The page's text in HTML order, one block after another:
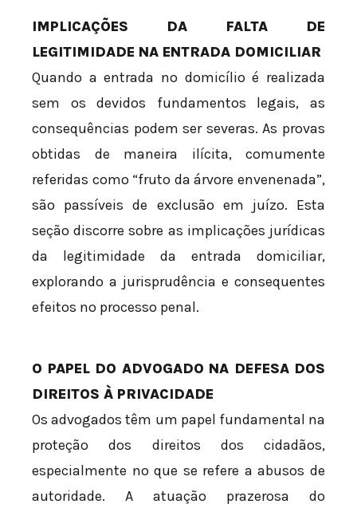
IMPLICAÇÕES DA FALTA DE
LEGITIMIDADE NA ENTRADA DOMICILIAR
Quando a entrada no domicílio é realizada
sem os devidos fundamentos legais, as
consequências podem ser severas. As provas
obtidas de maneira ilícita, comumente
referidas como “fruto da árvore envenenada”,
são passíveis de exclusão em juízo. Esta
seção discorre sobre as implicações jurídicas
da legitimidade da entrada domiciliar,
explorando a jurisprudência e consequentes
efeitos no processo penal.
O PAPEL DO ADVOGADO NA DEFESA DOS
DIREITOS À PRIVACIDADE
Os advogados têm um papel fundamental na
proteção dos direitos dos cidadãos,
especialmente no que se refere a abusos de
autoridade. A atuação prazerosa do